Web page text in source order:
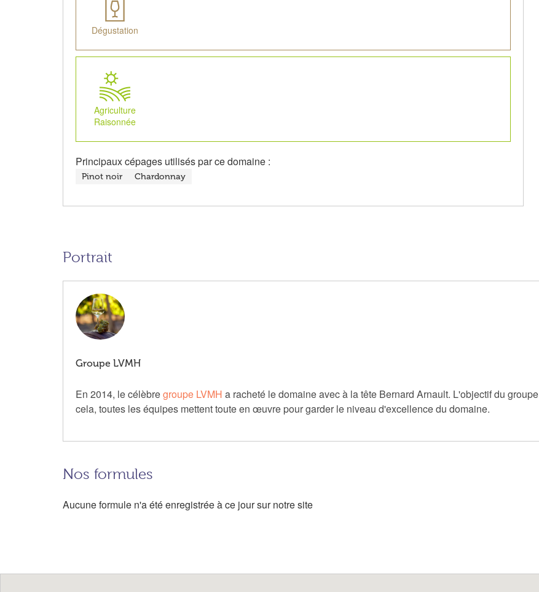
Dégustation
Agriculture
Raisonnée
Principaux cépages utilisés par ce domaine :
Pinot noir Chardonnay
Portrait
Groupe LVMH
En 2014, le célèbregroupe LVMH a racheté le domaine avec à la tête Bernard Arnault. L'objectif du
cela, toutes les équipes mettent toute en œuvre pour garder le niveau d'excellence du domaine.
Nos formules
Aucune formule n'a été enregistrée à ce jour sur notre site